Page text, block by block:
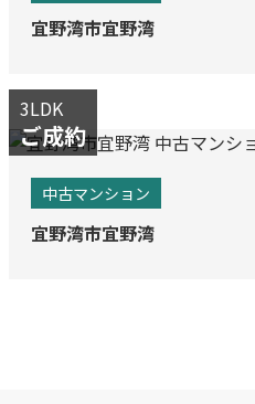
宜野湾市宜野湾
3LDK
ご成約
中古マンション
宜野湾市宜野湾